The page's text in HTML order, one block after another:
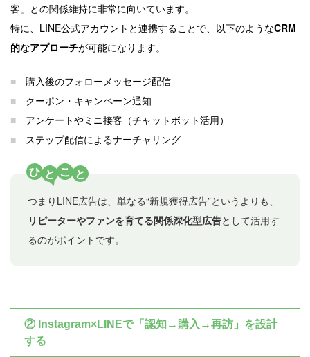
客」との関係維持に非常に向いています。
特に、LINE公式アカウントと連携することで、以下のようなCRM
的なアプローチが可能になります。
■ 購入後のフォローメッセージ配信
■ クーポン・キャンペーン通知
■ アンケートやミニ接客（チャットボット活用）
■ ステップ配信によるナーチャリング
ひ と こ と
つまりLINE広告は、単なる“新規獲得広告”というよりも、
リピーターやファンを育てる関係深化型広告として活用す
るのがポイントです。
② Instagram×LINEで「認知→購入→再訪」を設計
する